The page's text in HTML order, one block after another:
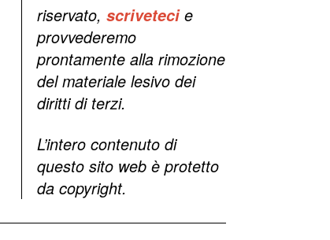
riservato, scriveteci e
provvederemo
prontamente alla rimozione
del materiale lesivo dei
diritti di terzi.
L’intero contenuto di
questo sito web è protetto
da copyright.